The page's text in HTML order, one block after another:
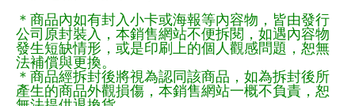
＊商品內如有封入小卡或海報等內容物，皆由發行
公司原封裝入，本銷售網站不便拆閱，如遇內容物
發生短缺情形，或是印刷上的個人觀感問題，恕無
法補償與更換。
＊商品經拆封後將視為認同該商品，如為拆封後所
產生的商品外觀損傷，本銷售網站一概不負責，恕